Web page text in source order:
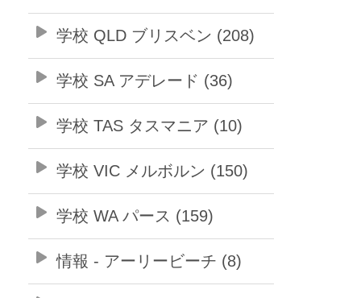
学校 QLD ブリスベン (208)
学校 SA アデレード (36)
学校 TAS タスマニア (10)
学校 VIC メルボルン (150)
学校 WA パース (159)
情報 - アーリービーチ (8)